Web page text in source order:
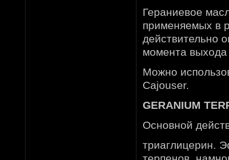
Гераниевое
применяемых в
действительно
момента выхода
Можно
Cajouser.
GERANIUM
Основной
триаглицерин.